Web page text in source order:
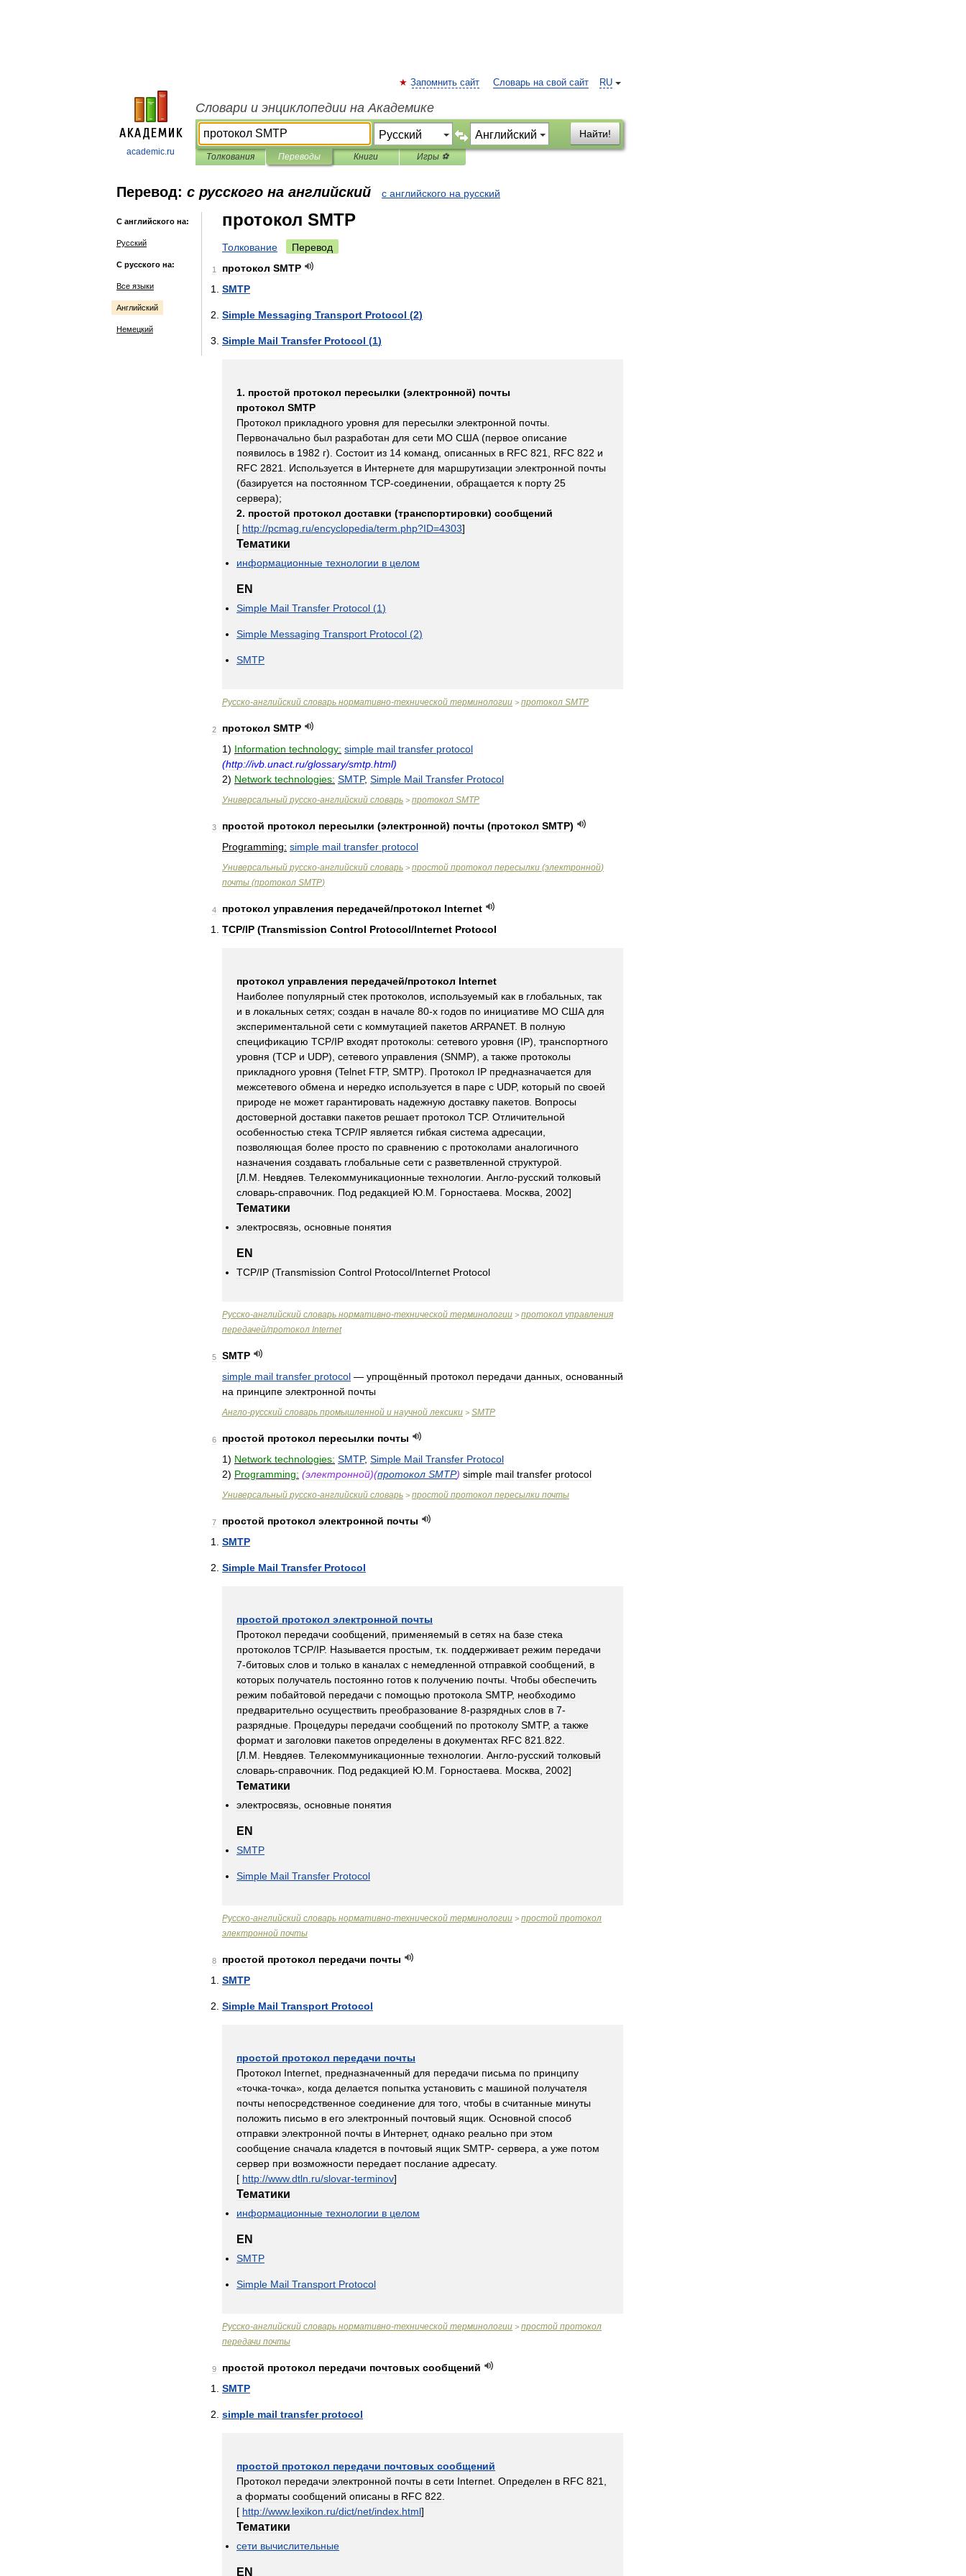
academic.ru
RU
Запомнить сайт Словарь на свой сайт
Словари и энциклопедии на Академике
Найти!
Толкования Переводы Книги Игры ⚽
Перевод: с русского на английский с английского на русский
С английского на:
Русский
С русского на:
Все языки
Английский
Немецкий
протокол SMTP
Толкование Перевод
1 протокол SMTP
SMTP
Simple Messaging Transport Protocol (2)
Simple Mail Transfer Protocol (1)
1. простой протокол пересылки (электронной) почты
протокол SMTP
Протокол прикладного уровня для пересылки электронной почты
Первоначально был разработан для сети МО США (первое описание
появилось в 1982 г). Состоит из 14 команд описанных в RFC 821 RFC 822 и
RFC 2821 Используется в Интернете для маршрутизации электронной почты
(базируется на постоянном TCP-соединении обращается к порту 25
сервера);
2. простой протокол доставки (транспортировки) сообщений
[ http://pcmag ru/encyclopedia/term php?ID=4303]
Тематики
информационные технологии в целом
EN
Simple Mail Transfer Protocol (1)
Simple Messaging Transport Protocol (2)
SMTP
Русско-английский словарь нормативно-технической терминологии > протокол SMTP
2 протокол SMTP
1) Information technology: simple mail transfer protocol
(http://ivb unact.ru/glossary/smtp html)
2) Network technologies: SMTP, Simple Mail Transfer Protocol
Универсальный русско-английский словарь > протокол SMTP
3 простой протокол пересылки (электронной) почты (протокол SMTP)
Programming: simple mail transfer protocol
Универсальный русско-английский словарь > простой протокол пересылки (электронной)
почты (протокол SMTP)
4 протокол управления передачей/протокол Internet
TCP/IP (Transmission Control Protocol/Internet Protocol
протокол управления передачей/протокол Internet
Наиболее популярный стек протоколов используемый как в глобальных так
и в локальных сетях; создан в начале 80-х годов по инициативе МО США для
экспериментальной сети с коммутацией пакетов ARPANET. В полную
спецификацию TCP/IP входят протоколы: сетевого уровня (IP), транспортного
уровня (TCP и UDР), сетевого управления (SNMP), а также протоколы
прикладного уровня (Telnet FTP, SMTP). Протокол IP предназначается для
межсетевого обмена и нередко используется в паре с UDP, который по своей
природе не может гарантировать надежную доставку пакетов Вопросы
достоверной доставки пакетов решает протокол TCP. Отличительной
особенностью стека TCP/IP является гибкая система адресации
позволяющая более просто по сравнению с протоколами аналогичного
назначения создавать глобальные сети с разветвленной структурой
[Л М Невдяев Телекоммуникационные технологии Англо-русский толковый
словарь-справочник Под редакцией Ю М Горностаева Москва 2002]
Тематики
электросвязь основные понятия
EN
TCP/IP (Transmission Control Protocol/Internet Protocol
Русско-английский словарь нормативно-технической терминологии > протокол управления
передачей/протокол Internet
5
SMTP
simple mail transfer protocol — упрощённый протокол передачи данных основанный
на принципе электронной почты
Англо-русский словарь промышленной и научной лексики > SMTP
6 простой протокол пересылки почты
1) Network technologies: SMTP, Simple Mail Transfer Protocol
2) Programming: (электронной)(протокол SMTP) simple mail transfer protocol
Универсальный русско-английский словарь > простой протокол пересылки почты
7 простой протокол электронной почты
SMTP
Simple Mail Transfer Protocol
простой протокол электронной почты
Протокол передачи сообщений применяемый в сетях на базе стека
протоколов TCP/IP. Называется простым т.к поддерживает режим передачи
7-битовых слов и только в каналах с немедленной отправкой сообщений
в
которых получатель постоянно готов к получению почты Чтобы обеспечить
режим побайтовой передачи с помощью протокола SMTP, необходимо
предварительно осуществить преобразование 8-разрядных слов в 7-
разрядные Процедуры передачи сообщений по протоколу SMTP, а также
формат и заголовки пакетов определены в документах RFC 821 822
[Л М Невдяев Телекоммуникационные технологии Англо-русский толковый
словарь-справочник Под редакцией Ю М Горностаева Москва 2002]
Тематики
электросвязь основные понятия
EN
SMTP
Simple Mail Transfer Protocol
Русско-английский словарь нормативно-технической терминологии > простой протокол
электронной почты
8 простой протокол передачи почты
SMTP
Simple Mail Transport Protocol
простой протокол передачи почты
Протокол Internet предназначенный для передачи письма по принципу
«точка-точка», когда делается попытка установить с машиной получателя
почты непосредственное соединение для того чтобы в считанные минуты
положить письмо в его электронный почтовый ящик Основной способ
отправки электронной почты в Интернет, однако реально при этом
сообщение сначала кладется в почтовый ящик SMTP- сервера а уже потом
сервер при возможности передает послание адресату.
[ http://www.dtln ru/slovar-terminov]
Тематики
информационные технологии в целом
EN
SMTP
Simple Mail Transport Protocol
Русско-английский словарь нормативно-технической терминологии > простой протокол
передачи почты
9 простой протокол передачи почтовых сообщений
SMTP
simple mail transfer protocol
простой протокол передачи почтовых сообщений
Протокол передачи электронной почты в сети Internet Определен в RFC 821
а форматы сообщений описаны в RFC 822
[ http://www. lexikon ru/dict/net/index html]
Тематики
сети вычислительные
EN